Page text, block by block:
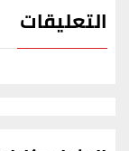
التعليقات